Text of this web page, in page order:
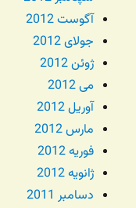
آگوست 2012
جولای 2012
ژوئن 2012
می 2012
آوریل 2012
مارس 2012
فوریه 2012
ژانویه 2012
دسامبر 2011